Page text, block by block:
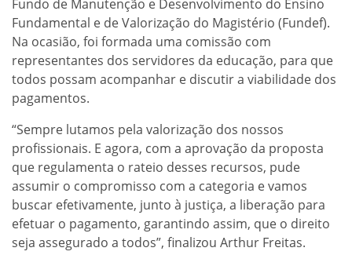
Fundo de Manutenção e Desenvolvimento do Ensino
Fundamental e de Valorização do Magistério (Fundef).
Na ocasião, foi formada uma comissão com
representantes dos servidores da educação, para que
todos possam acompanhar e discutir a viabilidade dos
pagamentos.
“Sempre lutamos pela valorização dos nossos
profissionais. E agora, com a aprovação da proposta
que regulamenta o rateio desses recursos, pude
assumir o compromisso com a categoria e vamos
buscar efetivamente, junto à justiça, a liberação para
efetuar o pagamento, garantindo assim, que o direito
seja assegurado a todos”, finalizou Arthur Freitas.